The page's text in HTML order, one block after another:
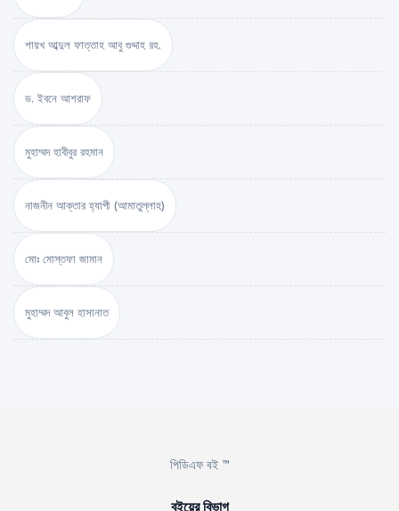
শায়খ আব্দুল ফাত্তাহ আবু গুদ্দাহ রহ.
ড. ইবনে আশরাফ
মুহাম্মদ হাবীবুর রহমান
নাজনীন আক্তার হ্যাপী (আমাতুল্লাহ)
মোঃ মোস্তফা জামান
মুহাম্মদ আবুল হাসানাত
পিডিএফ বই ™
বইয়ের বিভাগ